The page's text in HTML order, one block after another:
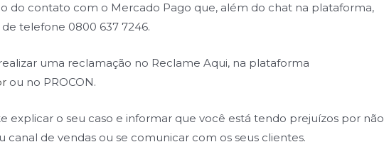
do contato com o Mercado Pago que, além do chat na plataforma,
telefone 0800 637 7246.
uma reclamação no Reclame Aqui, na plataforma
ou no PROCON.
explicar o seu caso e informar que você está tendo prejuízos por não
canal de vendas ou se comunicar com os seus clientes.